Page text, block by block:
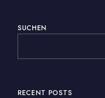
SUCHEN
RECENT POSTS